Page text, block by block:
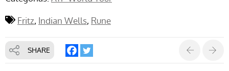
Fritz Indian Wells Rune
SHARE